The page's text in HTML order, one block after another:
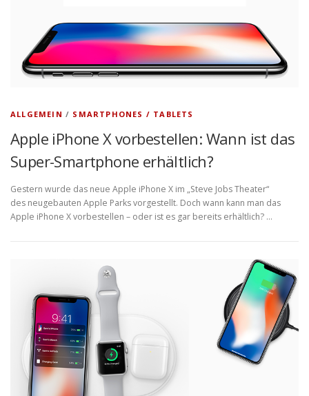
ALLGEMEIN / SMARTPHONES / TABLETS
Apple iPhone X vorbestellen: Wann ist das
Super-Smartphone erhältlich?
Gestern wurde das neue Apple iPhone X im „Steve Jobs Theater“
des neugebauten Apple Parks vorgestellt. Doch wann kann man das
Apple iPhone X vorbestellen – oder ist es gar bereits erhältlich? …